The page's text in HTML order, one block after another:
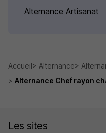
Alternance Artisanat
Accueil Alternance
Alternance Chef rayon
Les sites